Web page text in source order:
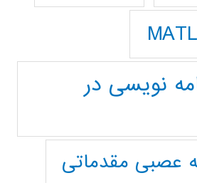
نویسی در
عصبی مقدماتی